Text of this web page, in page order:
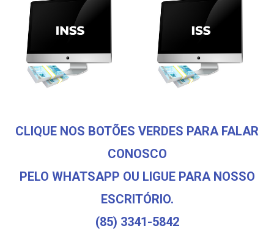
CLIQUE NOS BOTÕES VERDES PARA FALAR
CONOSCO
PELO WHATSAPP OU LIGUE PARA NOSSO
ESCRITÓRIO.
(85) 3341-5842